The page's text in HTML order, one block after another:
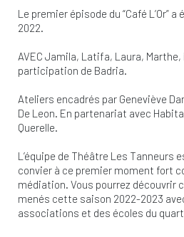
Le premier épisode du “Café L’Or”
2022.
AVEC Jamila, Latifa, Laura,
participation de Badria.
Ateliers encadrés par Geneviève
De Leon. En partenariat avec
Querelle.
L’équipe de Théâtre Les Tanneurs
convier à ce premier moment fort
médiation. Vous pourrez découvrir
menés cette saison 2022-2023
associations et des écoles du